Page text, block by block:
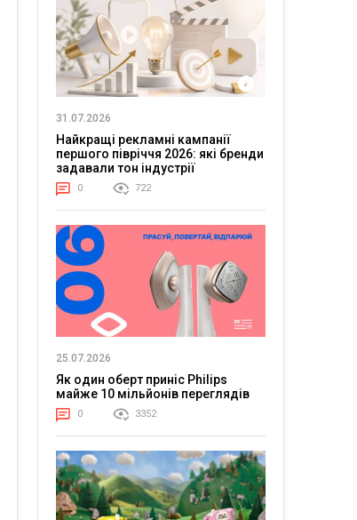
31.07.2026
Найкращі рекламні кампанії
першого півріччя 2026: які бренди
задавали тон індустрії
0 722
25.07.2026
Як один оберт приніс Philips
майже 10 мільйонів переглядів
0 3352